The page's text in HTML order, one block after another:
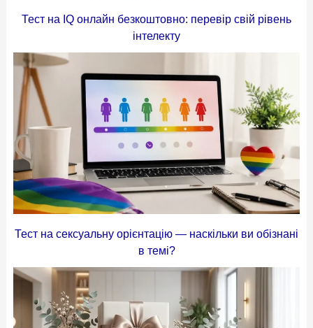
Тест на IQ онлайн безкоштовно: перевір свій рівень
інтелекту
Тест на сексуальну орієнтацію — наскільки ви обізнані
в темі?